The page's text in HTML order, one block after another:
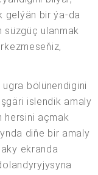
gelýän bir ýa-da
süzgüç ulanmak
bölünendigini
islendik amaly
hersini açmak
diňe bir amaly
ekranda